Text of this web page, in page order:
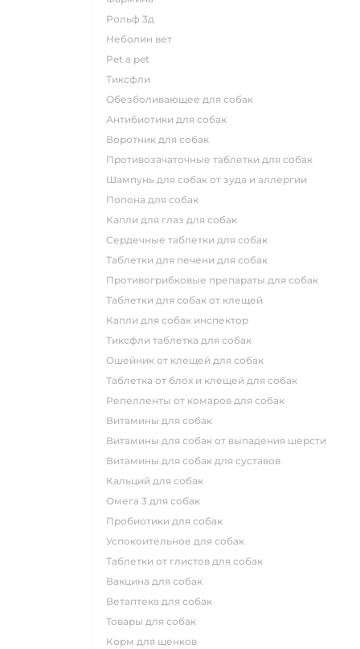
рольф 3д
неболин вет
pet a pet
тиксфли
обезболивающее для собак
антибиотики для собак
воротник для собак
противозачаточные таблетки для собак
шампунь для собак от зуда и аллергии
попона для собак
капли для глаз для собак
сердечные таблетки для собак
таблетки для печени для собак
противогрибковые препараты для собак
таблетки для собак от клещей
капли для собак инспектор
тиксфли таблетка для собак
ошейник от клещей для собак
таблетка от блох и клещей для собак
репелленты от комаров для собак
витамины для собак
витамины для собак от выпадения шерсти
витамины для собак для суставов
кальций для собак
омега 3 для собак
пробиотики для собак
успокоительное для собак
таблетки от глистов для собак
вакцина для собак
ветаптека для собак
товары для собак
корм для щенков